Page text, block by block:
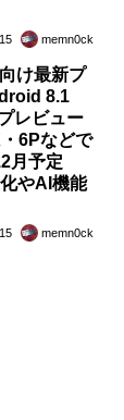
memn0ck
け最新プ
8.1
レビュー
6Pなどで
月予定
やAI機能
memn0ck